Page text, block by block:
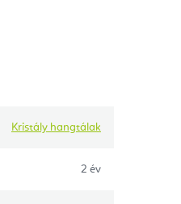
Kristály hangtálak
2 év